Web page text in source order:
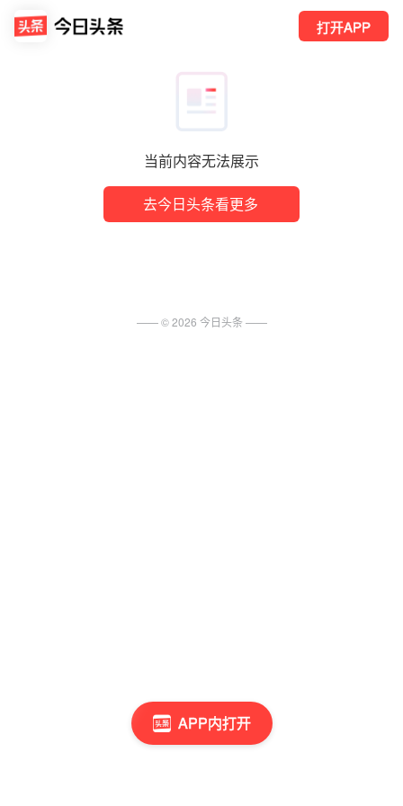
当前内容无法展示
去今日头条看更多
打开APP
APP内打开
—— ©2026 今日头条 ——